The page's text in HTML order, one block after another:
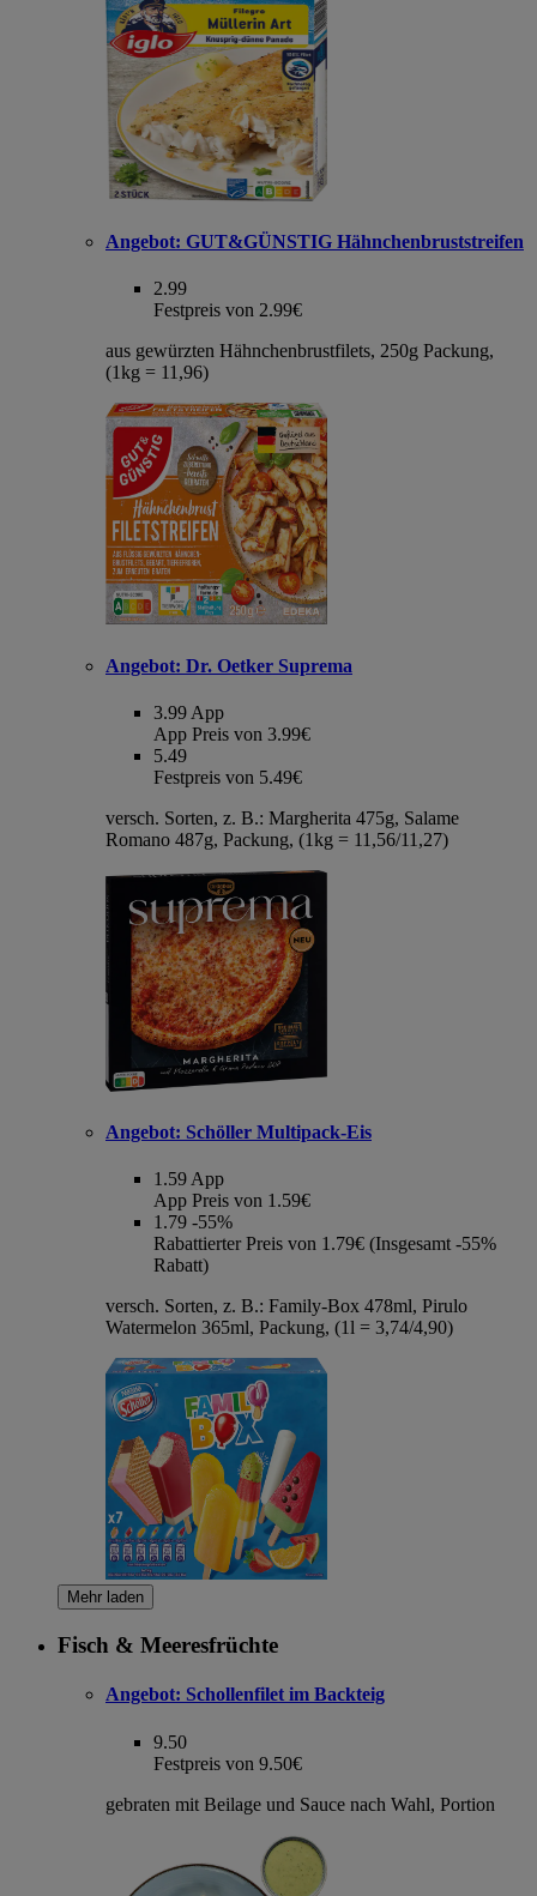
Angebot: GUT&GÜNSTIG Hähnchenbruststreifen
2.99
Festpreis von 2.99€
aus gewürzten Hähnchenbrustfilets, 250g Packung,
(1kg = 11,96)
Angebot: Dr. Oetker Suprema
3.99 App
App Preis von 3.99€
5.49
Festpreis von 5.49€
versch. Sorten, z. B.: Margherita 475g, Salame
Romano 487g, Packung, (1kg = 11,56/11,27)
Angebot: Schöller Multipack-Eis
1.59App
App Preis von 1.59€
1.79 -55%
Rabattierter Preis von 1.79€ (Insgesamt -55%
Rabatt)
versch. Sorten, z. B.: Family-Box 478ml, Pirulo
Watermelon 365ml, Packung, (1l = 3,74/4,90)
Mehr laden
Fisch & Meeresfrüchte
Angebot: Schollenfilet im Backteig
9.50
Festpreis von 9.50€
gebraten mit Beilage und Sauce nach Wahl, Portion